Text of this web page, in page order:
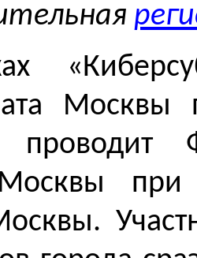
Москвы
проводит
при